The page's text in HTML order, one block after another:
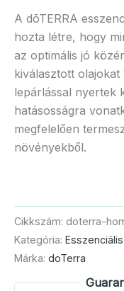
A dōTERRA
hozta létre, hogy
az optimális jó
kiválasztott
lepárlással nyertek
hatásosságra
megfelelően
növényekből.
Cikkszám: doterra-
Kategória:
Márka: doTerra